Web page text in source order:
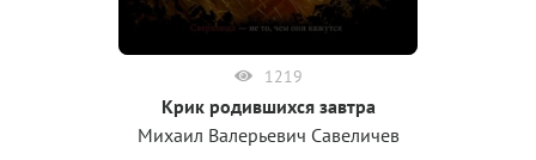
1219
Крик родившихся завтра
Михаил Валерьевич Савеличев